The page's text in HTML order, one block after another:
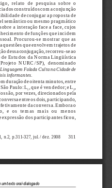
311
n.2, p.311-327, jul./dez. 2008
relato  de  pesquisa  sobre  o
construídos com a conjunção
de conjugar a proposta de
semântico ou mesmo pragmático
a interação face a face, cujos
de funções que incidem
Procurou-se mostrar que as
questões que envolvem trajetos de
dessa conjugação, recorreu-se ao
Estudos da Norma Lingüística
NURC/SP),  denominado
Linguagem Falada Culta na Cidade de
informantes.
duração de oitenta minutos, entre
Paulo: L1 , que é vendedor; e L2,
são, por vezes, direcionados pela
entre os dois, participando,
da conversa. Embora o
e  os  temas  mais  ou  menos
expressão dos participantes ficou,
um texto oral-dialogado